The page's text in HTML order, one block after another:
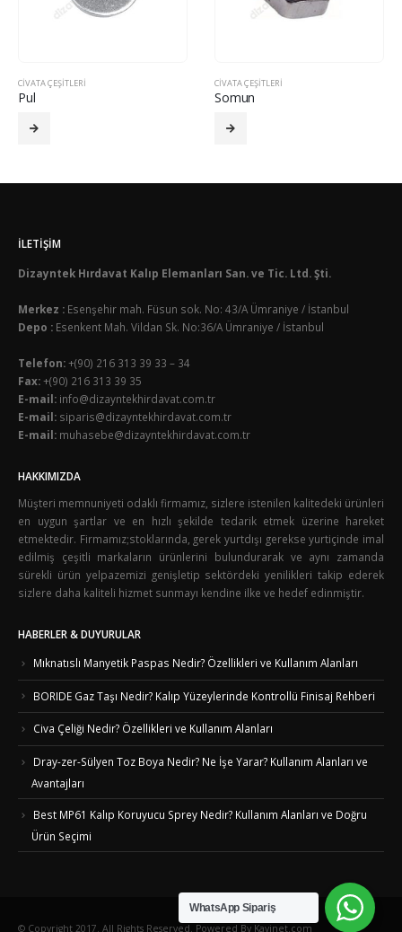
CIVATA ÇEŞITLERI
Pul
CIVATA ÇEŞITLERI
Somun
İLETIŞIM
Dizayntek Hırdavat Kalıp Elemanları San. ve Tic. Ltd. Şti.
Merkez : Esenşehir mah. Füsun sok. No: 43/A Ümraniye / İstanbul
Depo : Esenkent Mah. Vildan Sk. No:36/A Ümraniye / İstanbul
Telefon:+(90) 216 313 39 33 – 34
Fax:+(90) 216 313 39 35
E-mail: info@dizayntekhirdavat.com.tr
E-mail: siparis@dizayntekhirdavat.com.tr
E-mail: muhasebe@dizayntekhirdavat.com.tr
HAKKIMIZDA
Müşteri memnuniyeti odaklı firmamız, sizlere istenilen kalitedeki ürünleri
en uygun şartlar ve en hızlı şekilde tedarik etmek üzerine hareket
etmektedir. Firmamız;stoklarında, gerek yurtdışı gerekse yurtiçinde imal
edilmiş çeşitli markaların ürünlerini bulundurarak ve aynı zamanda
sürekli ürün yelpazemizi genişletip sektördeki yenilikleri takip ederek
sizlere daha kaliteli hizmet sunmayı kendine ilke ve hedef edinmiştir.
HABERLER & DUYURULAR
Mıknatıslı Manyetik Paspas Nedir? Özellikleri ve Kullanım Alanları
BORIDE Gaz Taşı Nedir? Kalıp Yüzeylerinde Kontrollü Finisaj Rehberi
Civa Çeliği Nedir? Özellikleri ve Kullanım Alanları
Dray-zer-Sülyen Toz Boya Nedir? Ne İşe Yarar? Kullanım Alanları ve
Avantajları
Best MP61 Kalıp Koruyucu Sprey Nedir? Kullanım Alanları ve Doğru
Ürün Seçimi
© Copyright 2017. All Rights Reserved. Powered By Kavinet.com
WhatsApp Sipariş